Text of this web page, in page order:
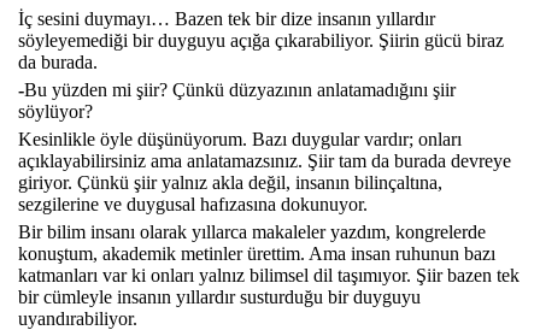
İç sesini duymayı… Bazen tek bir dize insanın yıllardır
söyleyemediği bir duyguyu açığa çıkarabiliyor. Şiirin gücü biraz
da burada.
-Bu yüzden mi şiir? Çünkü düzyazının anlatamadığını şiir
söylüyor?
Kesinlikle öyle düşünüyorum. Bazı duygular vardır; onları
açıklayabilirsiniz ama anlatamazsınız. Şiir tam da burada devreye
giriyor. Çünkü şiir yalnız akla değil, insanın bilinçaltına,
sezgilerine ve duygusal hafızasına dokunuyor.
Bir bilim insanı olarak yıllarca makaleler yazdım, kongrelerde
konuştum, akademik metinler ürettim. Ama insan ruhunun bazı
katmanları var ki onları yalnız bilimsel dil taşımıyor. Şiir bazen tek
bir cümleyle insanın yıllardır susturduğu bir duyguyu
uyandırabiliyor.